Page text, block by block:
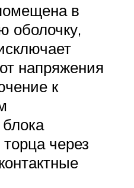
в
оболочку,
напряжения
к
через